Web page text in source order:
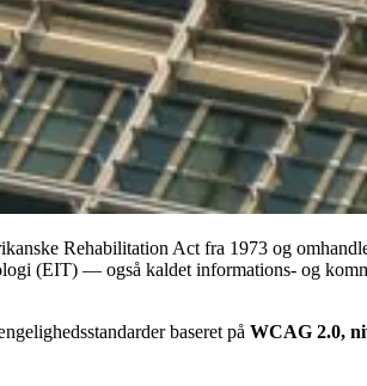
Rehabilitation Act fra 1973 og
(EIT) — også kaldet informations- og
baseret på WCAG 2.0,